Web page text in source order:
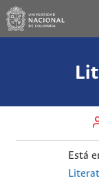
Está